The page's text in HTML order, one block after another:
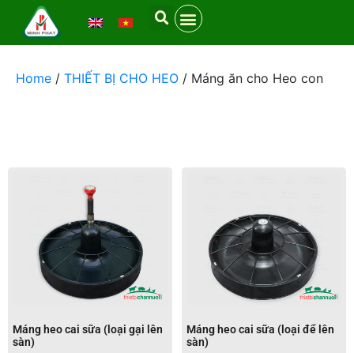
Home / THIẾT BỊ CHO HEO / Máng ăn cho Heo con
Máng heo cai sữa (loại gại lên
sàn)
Máng heo cai sữa (loại để lên
sàn)